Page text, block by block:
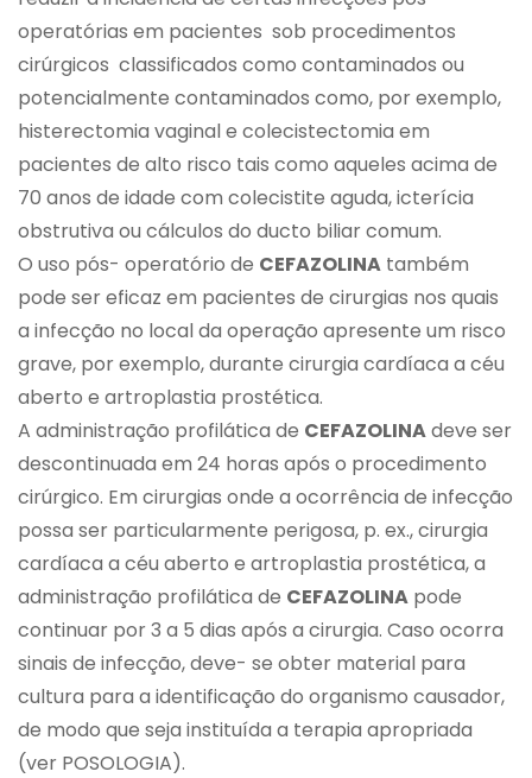
operatórias em pacientes sob procedimentos
cirúrgicos classificados como contaminados ou
potencialmente contaminados como, por exemplo,
histerectomia vaginal e colecistectomia em
pacientes de alto risco tais como aqueles acima de
70 anos de idade com colecistite aguda, icterícia
obstrutiva ou cálculos do ducto biliar comum.
O uso pós- operatório de CEFAZOLINA também
pode ser eficaz em pacientes de cirurgias nos quais
a infecção no local da operação apresente um risco
grave, por exemplo, durante cirurgia cardíaca a céu
aberto e artroplastia prostética.
A administração profilática de CEFAZOLINAdeve ser
descontinuada em 24 horas após o procedimento
cirúrgico. Em cirurgias onde a ocorrência de infecção
possa ser particularmente perigosa, p. ex., cirurgia
cardíaca a céu aberto e artroplastia prostética, a
administração profilática de CEFAZOLINA pode
continuar por 3 a 5 dias após a cirurgia. Caso ocorra
sinais de infecção, deve- se obter material para
cultura para a identificação do organismo causador,
de modo que seja instituída a terapia apropriada
(ver POSOLOGIA).